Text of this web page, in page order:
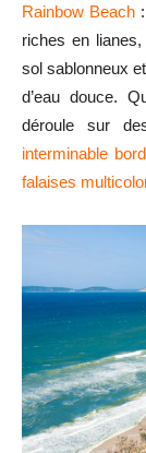
Rainbow Beach
riches en
sol sablonneux
d’eau douce.
déroule sur
interminable
falaises